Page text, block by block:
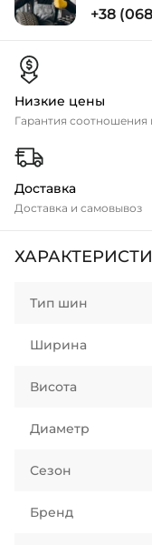
+38
Низкие цены
Гарантия соотношения
Доставка
Доставка и самовывоз
Тип шин
Ширина
Висота
Диаметр
Сезон
Бренд